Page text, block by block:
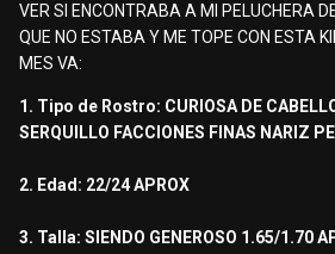
VER SI ENCONTRABA A MI PELUCHERA
QUE NO ESTABA Y ME TOPE CON ESTA
MES VA:
1. Tipo de Rostro: CURIOSA DE
SERQUILLO FACCIONES FINAS NARIZ
2. Edad: 22/24 APROX
3. Talla: SIENDO GENEROSO 1.65/1.70